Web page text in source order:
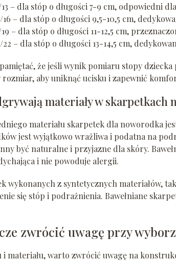
13 – dla stóp o długości 7-9 cm, odpowiedni
16 – dla stóp o długości 9,5-10,5 cm,
– dla stóp o długości 11-12,5 cm,
22 – dla stóp o długości 13-14,5 cm,
że jeśli wynik pomiaru stopy
rozmiar, aby uniknąć ucisku i zapewnić
materiały w skarpetkach
materiału skarpetek dla noworodka
jest wyjątkowo wrażliwa i podatna na
być naturalne i przyjazne dla skóry.
i nie powoduje alergii.
wykonanych z syntetycznych materiałów,
się stóp i podrażnienia. Bawełniane
zwrócić uwagę przy
materiału, warto zwrócić uwagę na